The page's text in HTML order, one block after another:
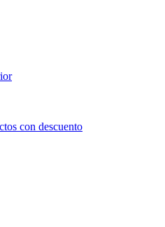
con descuento